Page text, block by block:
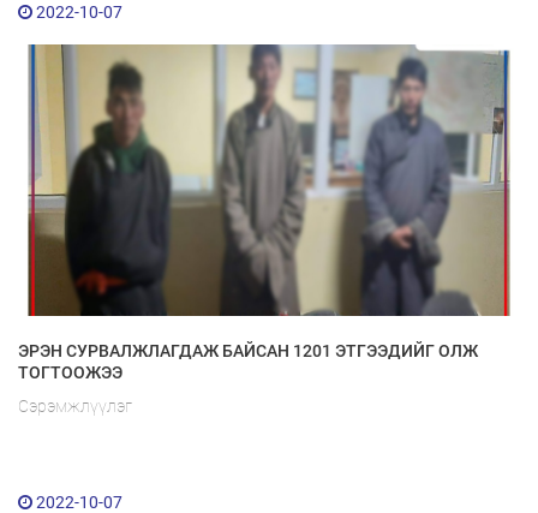
2022-10-07
ЭРЭН СУРВАЛЖЛАГДАЖ БАЙСАН 1201 ЭТГЭЭДИЙГ ОЛЖ
ТОГТООЖЭЭ
Сэрэмжлүүлэг
2022-10-07